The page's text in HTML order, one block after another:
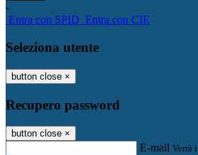
-
Entra con SPID Entra con CIE
Seleziona utente
button close ×
Recupero password
button close ×
E-mail Verrà